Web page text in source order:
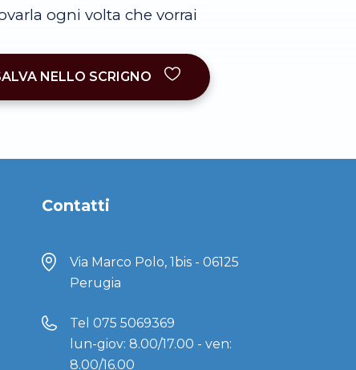
ogni volta che vorrai
NELLO SCRIGNO
Contatti
Via Marco Polo, 1bis - 06125
Perugia
Tel 075 5069369
lun-giov: 8.00/17.00 - ven:
8.00/16.00